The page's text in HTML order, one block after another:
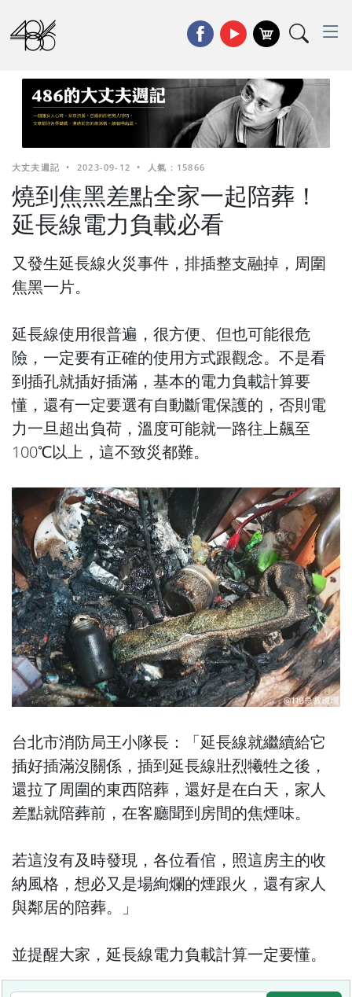
大丈夫週記 • 2023-09-12 • 人氣 : 15866
燒到焦黑差點全家一起陪葬！
延長線電力負載必看
又發生延長線火災事件，排插整支融掉，周圍
焦黑一片。
延長線使用很普遍，很方便、但也可能很危
險，一定要有正確的使用方式跟觀念。不是看
到插孔就插好插滿，基本的電力負載計算要
懂，還有一定要選有自動斷電保護的，否則電
力一旦超出負荷，溫度可能就一路往上飆至
100℃以上，這不致災都難。
台北市消防局王小隊長：「延長線就繼續給它
插好插滿沒關係，插到延長線壯烈犧牲之後，
還拉了周圍的東西陪葬，還好是在白天，家人
差點就陪葬前，在客廳聞到房間的焦煙味。
若這沒有及時發現，各位看倌，照這房主的收
納風格，想必又是場絢爛的煙跟火，還有家人
與鄰居的陪葬。」
並提醒大家，延長線電力負載計算一定要懂。